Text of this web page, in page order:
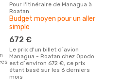
Pour l'itinéraire de Managua à
Roatan
Budget moyen pour un aller
simple
672 €
Le prix d'un billet d´avion
Managua - Roatan chez Opodo
est d´environ 672 €, ce prix
étant basé sur les 6 derniers
mois